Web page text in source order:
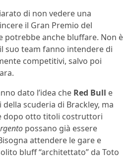
di non vedere una
il Gran Premio del
potrebbe anche bluffare. Non è
suo team fanno intendere di
competitivi, salvo poi
dato l’idea che Red Bull e
scuderia di Brackley, ma
dopo otto titoli costruttori
possano già essere
attendere le gare e
bluff “architettato” da Toto